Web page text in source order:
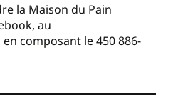
la Maison du Pain
au
composant le 450 886-